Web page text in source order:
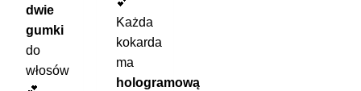
dwie
gumki
do
włosów
Każda
kokarda
ma
hologramową